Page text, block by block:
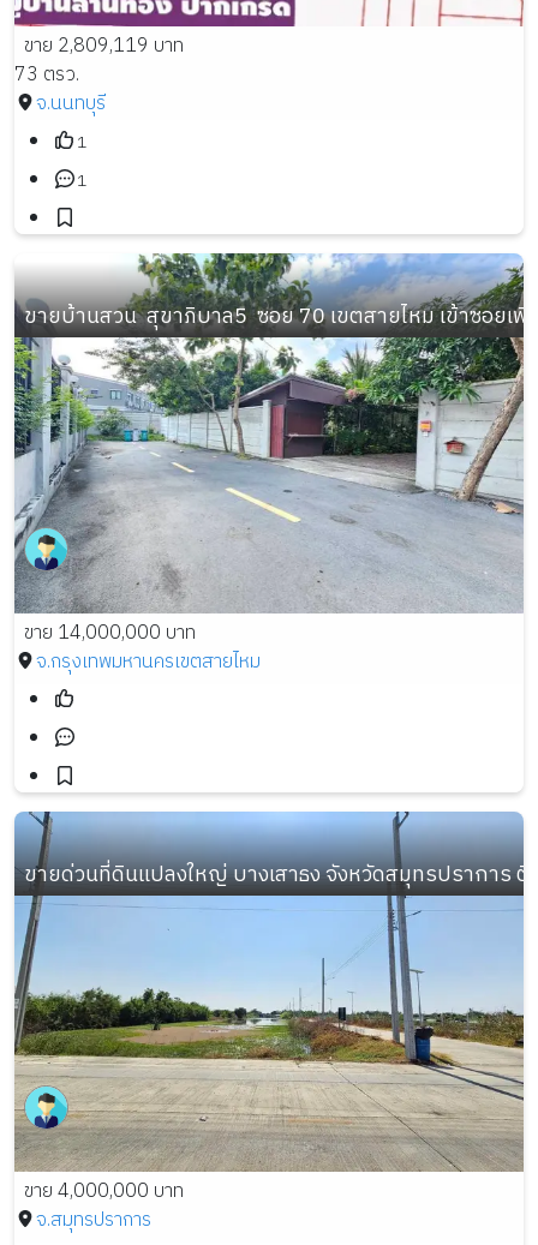
ขาย 2,809,119 บาท
73 ตรว.
จ.นนทบุรี
1
1
ขายบ้านสวน  สุขาภิบาล5  ซอย 70 เขตสายไหม เข้าซอยเพี
ขาย 14,000,000 บาท
จ.กรุงเทพมหานครเขตสายไหม
ขายด่วนที่ดินแปลงใหญ่ บางเสาธง จังหวัดสมุทรปราการ
ขาย 4,000,000 บาท
จ.สมุทรปราการ